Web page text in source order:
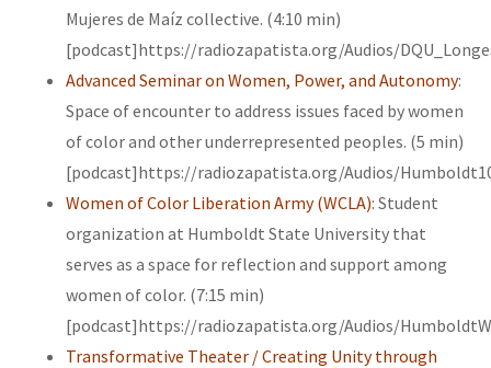
Mujeres de Maíz collective. (4:10 min)
[podcast]https://radiozapatista.org/Audios/
Advanced Seminar on Women, Power, and Autonomy:
Space of encounter to address issues faced by women
of color and other underrepresented peoples. (5 min)
[podcast]https://radiozapatista.org/Audios/
Women of Color Liberation Army (WCLA): Student
organization at Humboldt State University that
serves as a space for reflection and support among
women of color. (7:15 min)
[podcast]https://radiozapatista.org/Audios/
Transformative Theater / Creating Unity through